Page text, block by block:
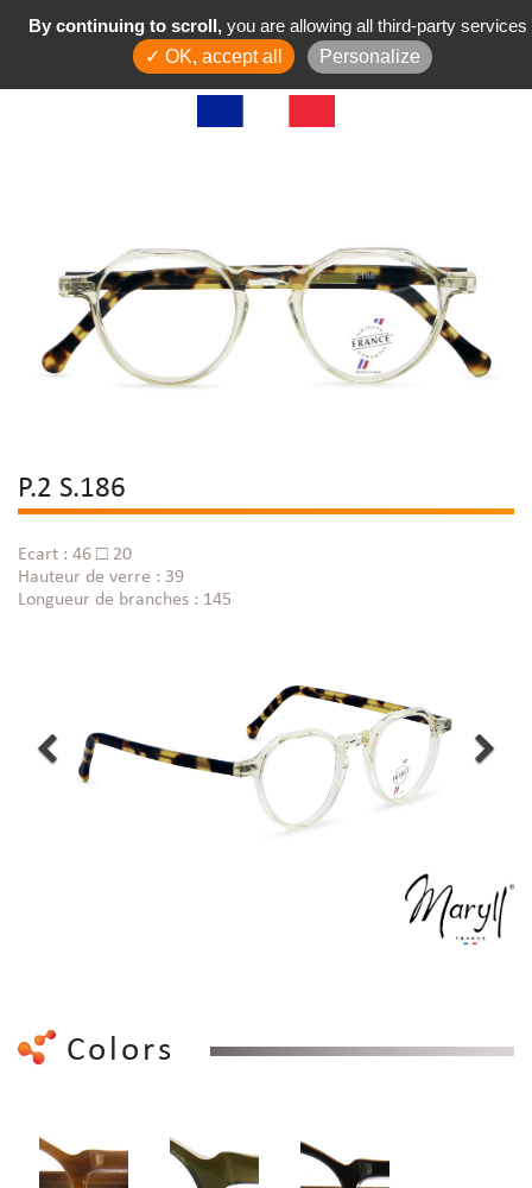
P.2 S.186
Ecart : 46 □ 20
Hauteur de verre : 39
Longueur de branches : 145
Colors
By continuing to scroll, you are allowing all third-party services
✓ OK, accept all
Personalize